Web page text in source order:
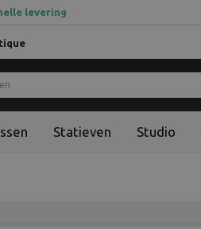
levering
Statieven Studio